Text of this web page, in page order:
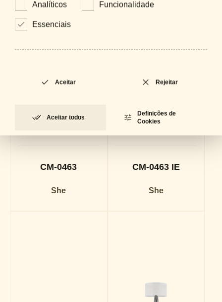
CM-0463
She
CM-0463 IE
She
Analíticos Funcionalidade
Essenciais
Aceitar Rejeitar
Aceitar todos
Definições de
Cookies